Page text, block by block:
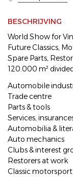
BESCHRIJVING
World Show for
Future Classics,
Spare Parts,
120.000 m²
Automobile
Trade centre
Parts & tools
Services,
Automobilia &
Auto mechanics
Clubs & interest
Restorers at work
Classic motorsport